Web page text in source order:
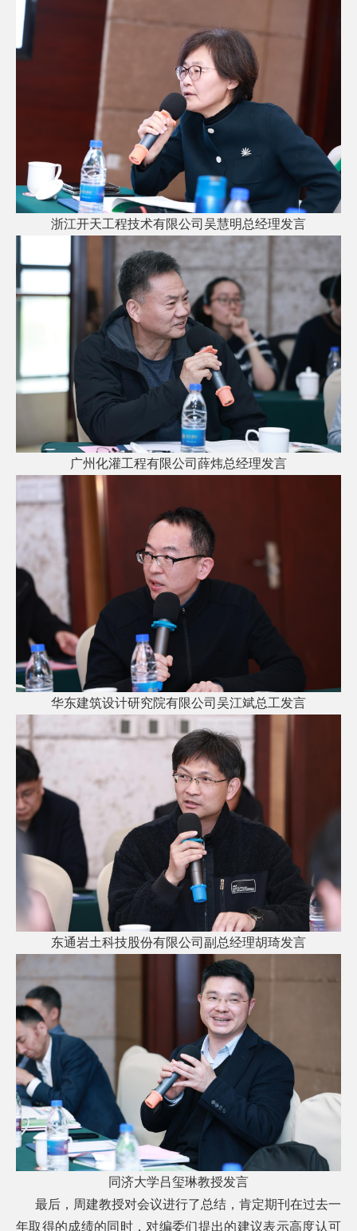
浙江开天工程技术有限公司吴慧明总经理发言
广州化灌工程有限公司薛炜总经理发言
华东建筑设计研究院有限公司吴江斌总工发言
东通岩土科技股份有限公司副总经理胡琦发言
同济大学吕玺琳教授发言
最后，周建教授对会议进行了总结，肯定期刊在过去一
年取得的成绩的同时，对编委们提出的建议表示高度认可